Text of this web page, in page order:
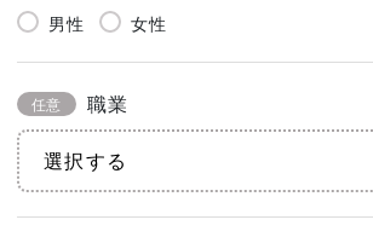
男性 女性
任意 職業